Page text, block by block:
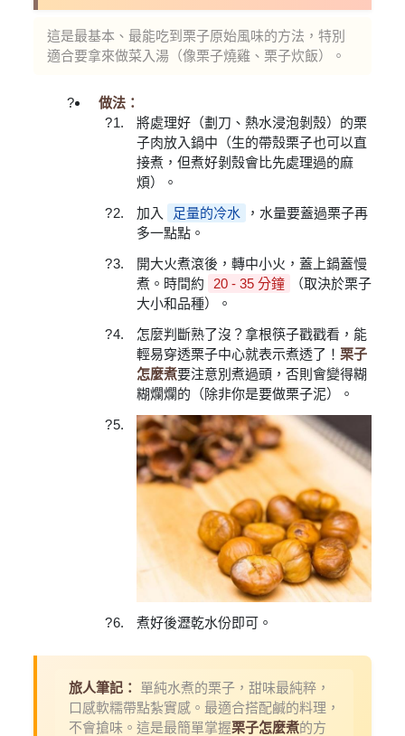
這是最基本、最能吃到栗子原始風味的方法，特別
適合要拿來做菜入湯（像栗子燒雞、栗子炊飯）。
做法：
將處理好（劃刀、熱水浸泡剝殼）的栗
子肉放入鍋中（生的帶殼栗子也可以直
接煮，但煮好剝殼會比先處理過的麻
煩）。
加入
足量的冷水
，水量要蓋過栗子再
多一點點。
開大火煮滾後，轉中小火，蓋上鍋蓋慢
煮。時間約
20 - 35 分鐘
（取決於栗子
大小和品種）。
怎麼判斷熟了沒？拿根筷子戳戳看，能
輕易穿透栗子中心就表示煮透了！ 栗子
怎麼煮要注意別煮過頭，否則會變得糊
糊爛爛的（除非你是要做栗子泥）。
煮好後瀝乾水份即可。
旅人筆記：
單純水煮的栗子，甜味最純粹，
口感軟糯帶點紮實感。最適合搭配鹹的料理，
不會搶味。這是最簡單掌握栗子怎麼煮的方